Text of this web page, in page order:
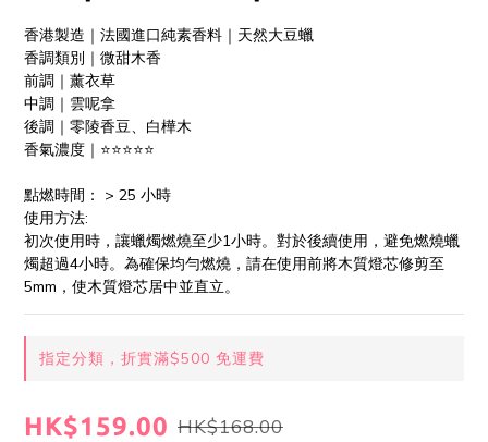
香港製造｜法國進口純素香料｜天然大豆蠟
香調類別｜微甜木香
前調｜薰衣草
中調｜雲呢拿
後調｜零陵香豆、白樺木
香氣濃度｜⭐️⭐️⭐️⭐️⭐️
點燃時間： > 25 小時
使用方法:
初次使用時，讓蠟燭燃燒至少1小時。對於後續使用，避免燃燒蠟
燭超過4小時。為確保均勻燃燒，請在使用前將木質燈芯修剪至
5mm，使木質燈芯居中並直立。
指定分類，折實滿$500 免運費
HK$159.00 HK$168.00